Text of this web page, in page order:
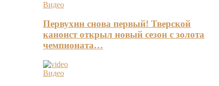
Видео
Первухин снова первый! Тверской
каноист открыл новый сезон с золота
чемпионата…
Видео